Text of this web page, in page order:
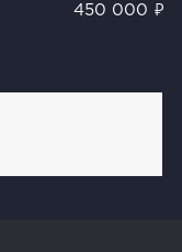
450 000 ₽